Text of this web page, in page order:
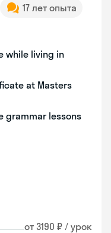
17 лет опыта
while living in
at Masters
grammar lessons
от 3190 ₽ / урок